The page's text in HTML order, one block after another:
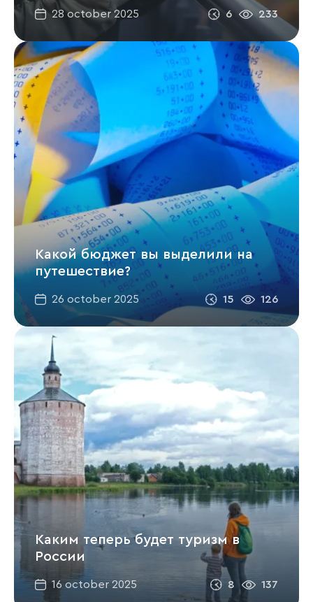
28 october 2025 6 233
Какой бюджет вы выделили на
путешествие?
26 october 2025 15 126
Каким теперь будет туризм в
России
16 october 2025 8 137